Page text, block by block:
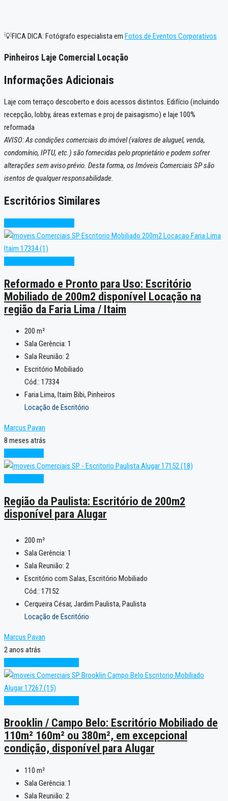
💡FICA DICA: Fotógrafo especialista em Fotos de Eventos Corporativos
Pinheiros Laje Comercial Locação
Informações Adicionais
Laje com terraço descoberto e dois acessos distintos. Edifício (incluindo
recepção, lobby, áreas externas e proj de paisagismo) e laje 100%
reformada
AVISO: As condições comerciais do imóvel (valores de aluguel, venda,
condomínio, IPTU, etc.) são fornecidas pelo proprietário e podem sofrer
alterações sem aviso prévio. Desta forma, os Imóveis Comerciais SP são
isentos de qualquer responsabilidade.
Escritórios Similares
Reformado e Pronto para Uso: Escritório
Mobiliado de 200m2 disponível Locação na
região da Faria Lima / Itaim
200 m²
Sala Gerência: 1
Sala Reunião: 2
Escritório Mobiliado
Cód.: 17334
Faria Lima, Itaim Bibi, Pinheiros
Locação de Escritório
Marcus Pavan
8 meses atrás
Região da Paulista: Escritório de 200m2
disponível para Alugar
200 m²
Sala Gerência: 1
Sala Reunião: 2
Escritório com Salas, Escritório Mobiliado
Cód.: 17152
Cerqueira César, Jardim Paulista, Paulista
Locação de Escritório
Marcus Pavan
2 anos atrás
Brooklin / Campo Belo: Escritório Mobiliado de
110m² 160m² ou 380m², em excepcional
condição, disponível para Alugar
110 m²
Sala Gerência: 1
Sala Reunião: 2